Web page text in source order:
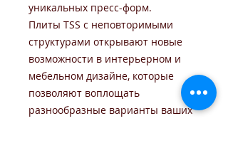
уникальных пресс-форм.
Плиты TSS с неповторимыми
структурами открывают новые
возможности в интерьерном и
мебельном дизайне, которые
позволяют воплощать
разнообразные варианты ваших